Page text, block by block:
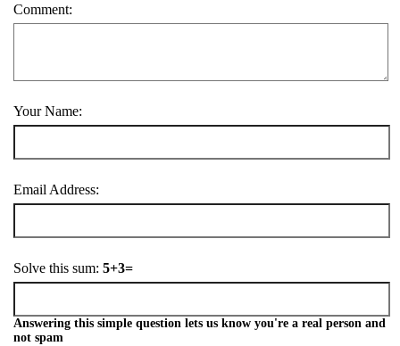
Comment:
Your Name:
Email Address:
Solve this sum: 5+3=
Answering this simple question lets us know you're a real person and
not spam